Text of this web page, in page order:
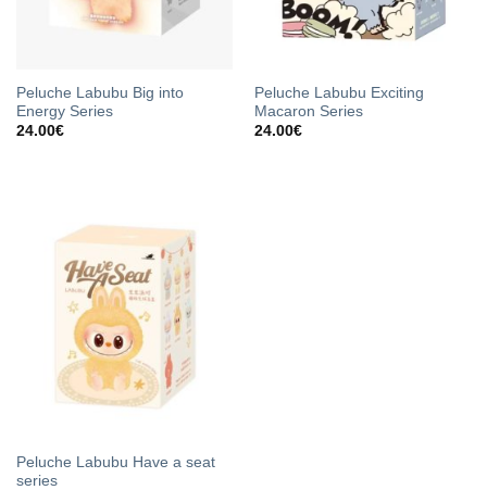
Peluche Labubu Big into
Energy Series
24.00€
Peluche Labubu Exciting
Macaron Series
24.00€
Peluche Labubu Have a seat
series